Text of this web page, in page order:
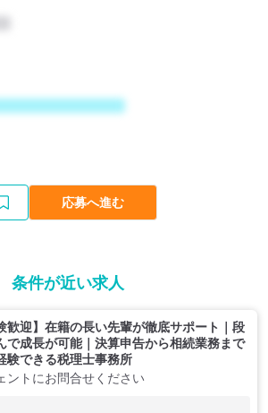
応募へ進む
条件が近い求人
歓迎】在籍の長い先輩が徹底サポート｜段
で成長が可能｜決算申告から相続業務まで
験できる税理士事務所
ントにお問合せください